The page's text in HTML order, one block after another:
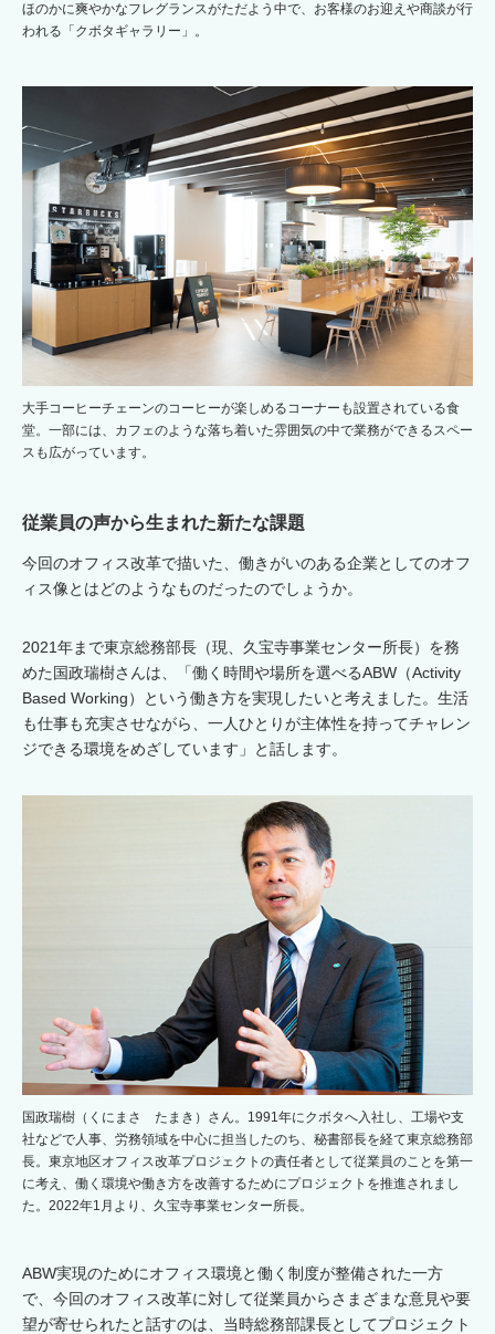
ほのかに爽やかなフレグランスがただよう中で、お客様のお迎えや商談が行
われる「クボタギャラリー」。
大手コーヒーチェーンのコーヒーが楽しめるコーナーも設置されている食
堂。一部には、カフェのような落ち着いた雰囲気の中で業務ができるスペー
スも広がっています。
従業員の声から生まれた新たな課題
今回のオフィス改革で描いた、働きがいのある企業としてのオフ
ィス像とはどのようなものだったのでしょうか。
2021年まで東京総務部長（現、久宝寺事業センター所長）を務
めた国政瑞樹さんは、「働く時間や場所を選べるABW（Activity
Based Working）という働き方を実現したいと考えました。生活
も仕事も充実させながら、一人ひとりが主体性を持ってチャレン
ジできる環境をめざしています」と話します。
国政瑞樹（くにまさ たまき）さん。1991年にクボタへ入社し、工場や支
社などで人事、労務領域を中心に担当したのち、秘書部長を経て東京総務部
長。東京地区オフィス改革プロジェクトの責任者として従業員のことを第一
に考え、働く環境や働き方を改善するためにプロジェクトを推進されまし
た。2022年1月より、久宝寺事業センター所長。
ABW実現のためにオフィス環境と働く制度が整備された一方
で、今回のオフィス改革に対して従業員からさまざまな意見や要
望が寄せられたと話すのは、当時総務部課長としてプロジェクト